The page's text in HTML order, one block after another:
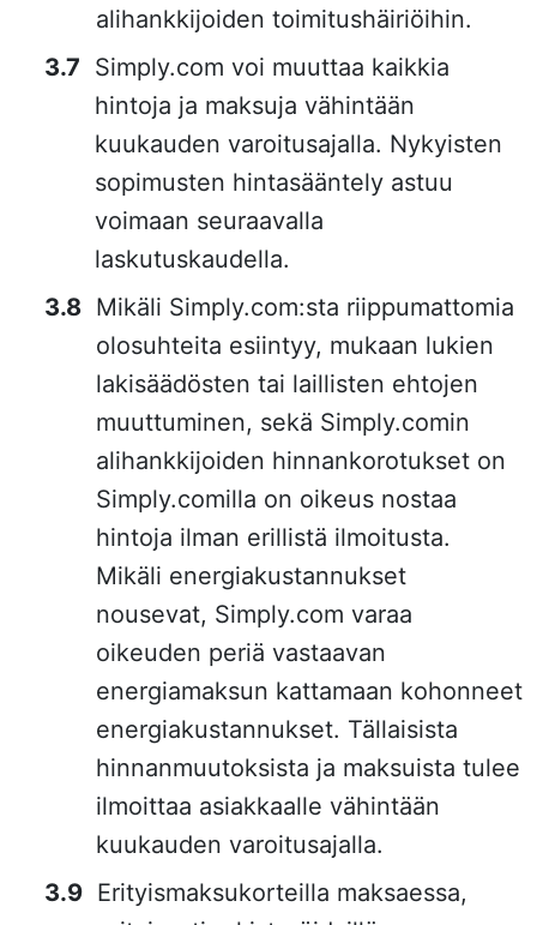
alihankkijoiden toimitushäiriöihin.
Simply.com voi muuttaa kaikkia
hintoja ja maksuja vähintään
kuukauden varoitusajalla. Nykyisten
sopimusten hintasääntely astuu
voimaan seuraavalla
laskutuskaudella.
Mikäli Simply.com:sta riippumattomia
olosuhteita esiintyy, mukaan lukien
lakisäädösten tai laillisten ehtojen
muuttuminen, sekä Simply.comin
alihankkijoiden hinnankorotukset on
Simply.comilla on oikeus nostaa
hintoja ilman erillistä ilmoitusta.
Mikäli energiakustannukset
nousevat, Simply.com varaa
oikeuden periä vastaavan
energiamaksun kattamaan kohonneet
energiakustannukset. Tällaisista
hinnanmuutoksista ja maksuista tulee
ilmoittaa asiakkaalle vähintään
kuukauden varoitusajalla.
Erityismaksukorteilla maksaessa,